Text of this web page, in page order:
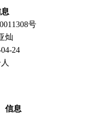
号
灿
24
信息